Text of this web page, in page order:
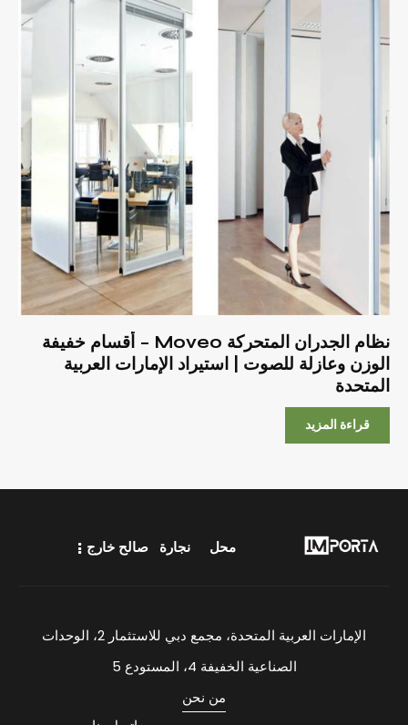
نظام الجدران المتحركة Moveo – أقسام خفيفة
الوزن وعازلة للصوت | استيراد الإمارات العربية
المتحدة
قراءة المزيد
محل نجارة صالح خارج
الإمارات العربية المتحدة، مجمع دبي للاستثمار 2، الوحدات
الصناعية الخفيفة 4، المستودع 5
من نحن